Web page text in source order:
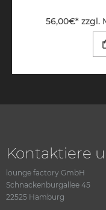
56,00€* zzgl.
Kontaktiere
lounge factory GmbH
Schnackenburgallee 45
22525 Hamburg